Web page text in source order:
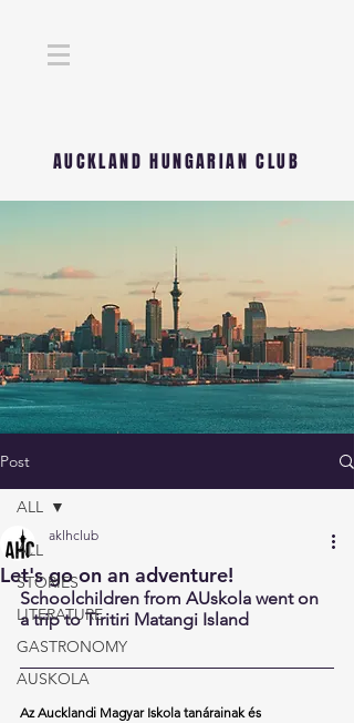
AUCKLAND HUNGARIAN CLUB
Post
ALL
STORIES
LITERATURE
GASTRONOMY
AUSKOLA
ALL
Let's go on an adventure!
aklhclub
Schoolchildren from AUskola went on
a trip to Tiritiri Matangi Island
Az Aucklandi Magyar Iskola tanárainak és